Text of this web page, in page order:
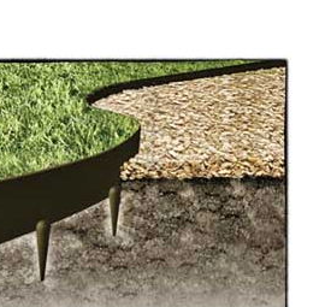
v Roudnici nad
Lausche)